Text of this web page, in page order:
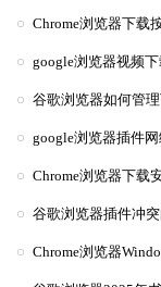
Chrome浏览器下载
google浏览器视频
谷歌浏览器如何管理
google浏览器插件
谷歌浏览器插件冲